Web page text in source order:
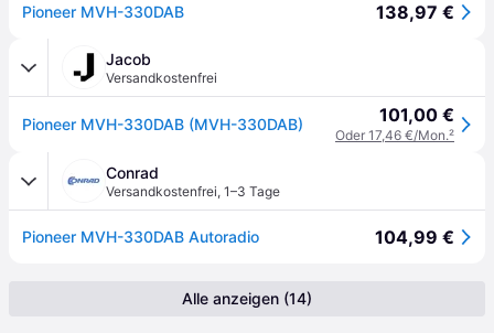
Pioneer MVH-330DAB 138,97 €
Jacob
Versandkostenfrei
Pioneer MVH-330DAB (MVH-330DAB) 101,00 €
Oder 17,46 €/Mon.²
Conrad
Versandkostenfrei, 1–3 Tage
Pioneer MVH-330DAB Autoradio 104,99 €
Alle anzeigen (14)